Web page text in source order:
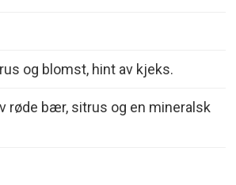
og blomst, hint av kjeks.
røde bær, sitrus og en mineralsk